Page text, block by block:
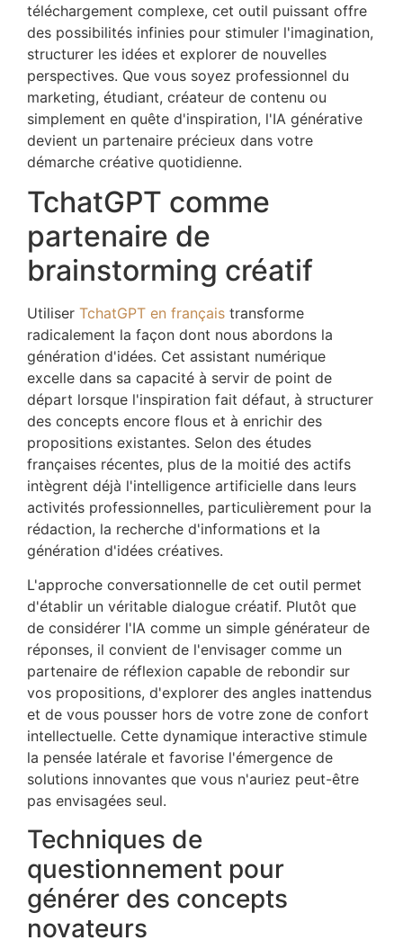
téléchargement complexe, cet outil puissant offre
des possibilités infinies pour stimuler l'imagination,
structurer les idées et explorer de nouvelles
perspectives. Que vous soyez professionnel du
marketing, étudiant, créateur de contenu ou
simplement en quête d'inspiration, l'IA générative
devient un partenaire précieux dans votre
démarche créative quotidienne.
TchatGPT comme
partenaire de
brainstorming créatif
Utiliser TchatGPT en français transforme
radicalement la façon dont nous abordons la
génération d'idées. Cet assistant numérique
excelle dans sa capacité à servir de point de
départ lorsque l'inspiration fait défaut, à structurer
des concepts encore flous et à enrichir des
propositions existantes. Selon des études
françaises récentes, plus de la moitié des actifs
intègrent déjà l'intelligence artificielle dans leurs
activités professionnelles, particulièrement pour la
rédaction, la recherche d'informations et la
génération d'idées créatives.
L'approche conversationnelle de cet outil permet
d'établir un véritable dialogue créatif. Plutôt que
de considérer l'IA comme un simple générateur de
réponses, il convient de l'envisager comme un
partenaire de réflexion capable de rebondir sur
vos propositions, d'explorer des angles inattendus
et de vous pousser hors de votre zone de confort
intellectuelle. Cette dynamique interactive stimule
la pensée latérale et favorise l'émergence de
solutions innovantes que vous n'auriez peut-être
pas envisagées seul.
Techniques de
questionnement pour
générer des concepts
novateurs